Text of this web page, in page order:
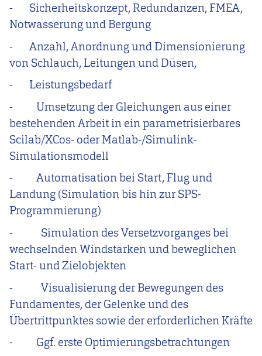
-
Sicherheitskonzept, Redundanzen, FMEA,
Notwasserung und Bergung
-
Anzahl, Anordnung und Dimensionierung
von Schlauch, Leitungen und Düsen,
-
Leistungsbedarf
-
Umsetzung der Gleichungen aus einer
bestehenden Arbeit in ein parametrisierbares
Scilab/XCos- oder Matlab-/Simulink-
Simulationsmodell
-
Automatisation bei Start, Flug und
Landung (Simulation bis hin zur SPS-
Programmierung)
-
Simulation des Versetzvorganges bei
wechselnden Windstärken und beweglichen
Start- und Zielobjekten
-
Visualisierung der Bewegungen des
Fundamentes, der Gelenke und des
Übertrittpunktes sowie der erforderlichen Kräfte
-
Ggf. erste Optimierungsbetrachtungen